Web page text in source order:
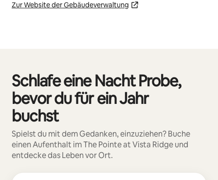
Zur Website der Gebäudeverwaltung
Schlafe eine Nacht Probe,
bevor du für ein Jahr
buchst
Spielst du mit dem Gedanken, einzuziehen? Buche
einen Aufenthalt im The Pointe at Vista Ridge und
entdecke das Leben vor Ort.
0 von 0 Artikeln